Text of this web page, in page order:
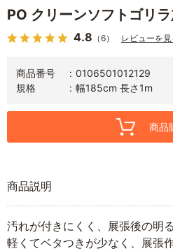
PO クリーンソフトゴリ
4.8 （6） レビューを見
商品番号
0106501012129
規格
幅185cm 長さ1m
商品
商品説明
汚れが付きにくく、展張後の明
軽くてベタつきが少なく、展張